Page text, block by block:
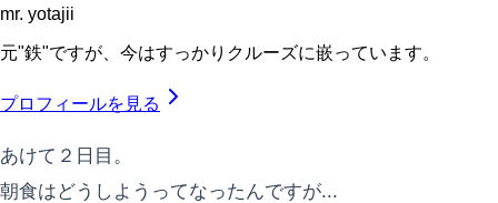
mr. yotajii
元"鉄"ですが、今はすっかりクルーズに嵌っています。
プロフィールを見る
あけて２日目。
朝食はどうしようってなったんですが...